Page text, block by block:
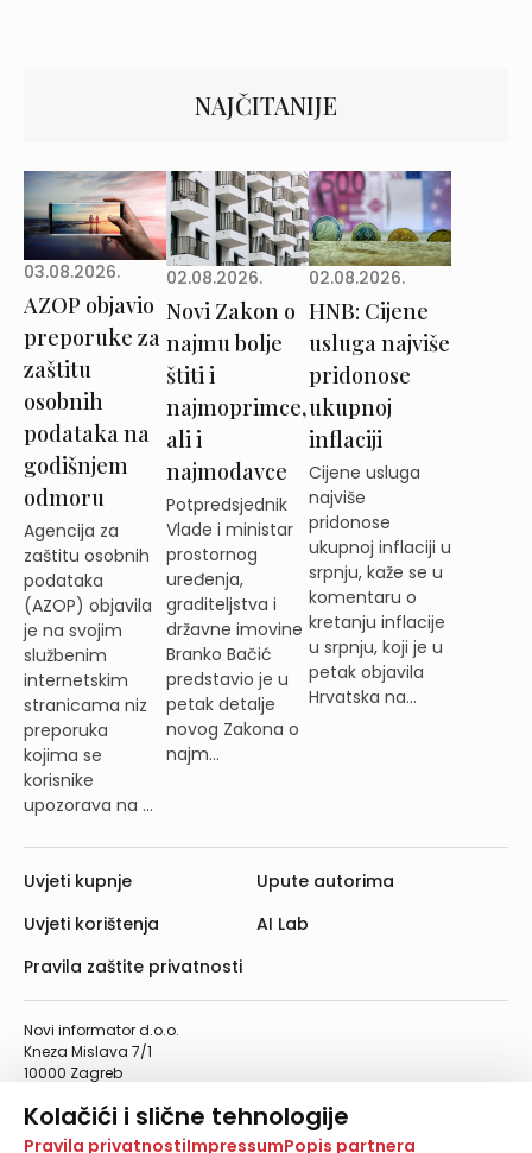
Kolačići i slične tehnologije
Na našoj web stranici koristimo kolačiće i slične
Pravila privatnostiImpressumPopis partnera
NAJČITANIJE
03.08.2026.
AZOP objavio
preporuke za
zaštitu
osobnih
podataka na
godišnjem
odmoru
Agencija za
zaštitu osobnih
podataka
(AZOP) objavila
je na svojim
službenim
internetskim
stranicama niz
preporuka
kojima se
korisnike
upozorava na ...
02.08.2026.
Novi Zakon o
najmu bolje
štiti i
najmoprimce,
ali i
najmodavce
Potpredsjednik
Vlade i ministar
prostornog
uređenja,
graditeljstva i
državne imovine
Branko Bačić
predstavio je u
petak detalje
novog Zakona o
najm...
02.08.2026.
HNB: Cijene
usluga najviše
pridonose
ukupnoj
inflaciji
Cijene usluga
najviše
pridonose
ukupnoj inflaciji u
srpnju, kaže se u
komentaru o
kretanju inflacije
u srpnju, koji je u
petak objavila
Hrvatska na...
Novi informator d.o.o.
Kneza Mislava 7/1
10000 Zagreb
Telefaks: 01/4612-553
info@informator.hr
Uvjeti kupnje
Uvjeti korištenja
Pravila zaštite privatnosti
Upute autorima
AI Lab